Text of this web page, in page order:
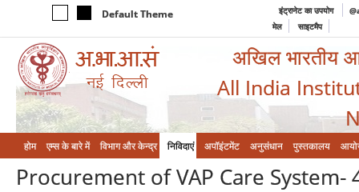
Default Theme इंट्रानेट का उपयोग
मेल
साइटमैप
अखिल भारतीय
All India
होम एम्‍स के बारे में विभाग और केन्‍द्र निविदाएं अपॉइंटमेंट अनुसंधान पुस्तकालय
Procurement of VAP Care